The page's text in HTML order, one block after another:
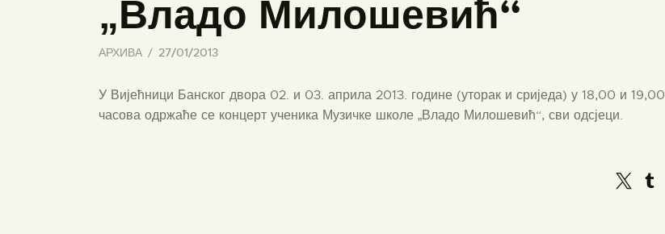
„Владо Милошевић“
АРХИВА 27/01/2013
У Вијећници Банског двора 02. и 03. априла 2013. године (уторак и сриједа) у 18,00 и 19,00
часова одржаће се концерт ученика Музичке школе „Владо Милошевић“, сви одсјеци.